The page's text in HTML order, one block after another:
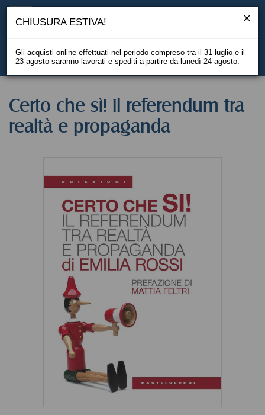
EN
Certo che sì! il referendum tra
realtà e propaganda
CHIUSURA ESTIVA!
Gli acquisti online effettuati nel periodo compreso tra il 31 luglio e il
23 agosto saranno lavorati e spediti a partire da lunedì 24 agosto.